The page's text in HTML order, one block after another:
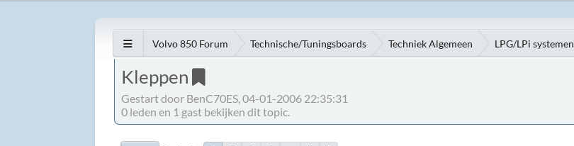
Volvo 850 Forum Technische/Tuningsboards Techniek Algemeen LPG/LPi systemen
Kleppen
Gestart door BenC70ES, 04-01-2006 22:35:31
0 leden en 1 gast bekijken dit topic.